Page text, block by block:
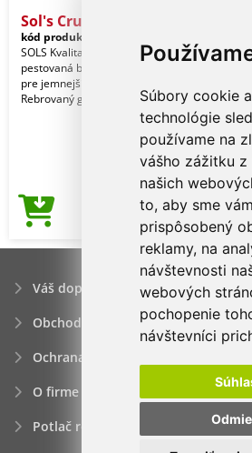
Súbory cookie
technológie
používame na
vášho zážitku z
našich
to, aby sme
prispôsobený
reklamy, na
návštevnosti
webových
pochopenie
návštevníci
Sol's Crusader Men - Roun
kód produktu:
SOLS Kvalita. 100 % organicky
pestovaná bavlna. Prírodná úprava
pre jemnejší a hladší pocit. Štýl.
Rebrovaný golier zo 1
Váš dopyt
Obchodné podmienky
Ochrana osobných údajov
O firme
Potlač reklamných predmetov